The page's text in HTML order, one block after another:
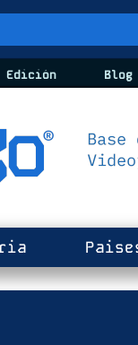
Edición Blog